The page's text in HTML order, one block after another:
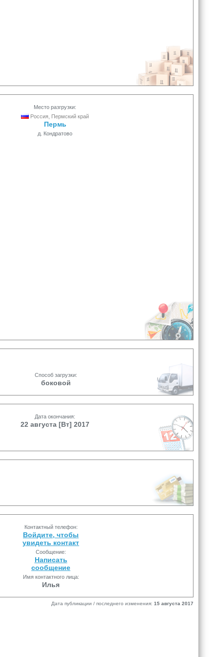
Место разгрузки:
Россия, Пермский край
Пермь
д. Кондратово
Способ загрузки:
боковой
Дата окончания:
22 августа [Вт] 2017
Контактный телефон:
Войдите, чтобы
увидеть контакт
Сообщение:
Написать
сообщение
Имя контактного лица:
Илья
Дата публикации / последнего изменения: 15 августа 2017